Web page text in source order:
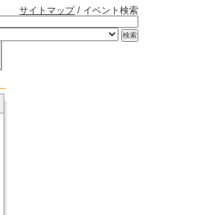
サイトマップ/ イベント検索